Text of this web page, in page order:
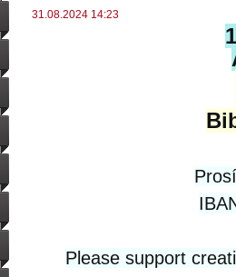
31.08.2024 14:23
Please support